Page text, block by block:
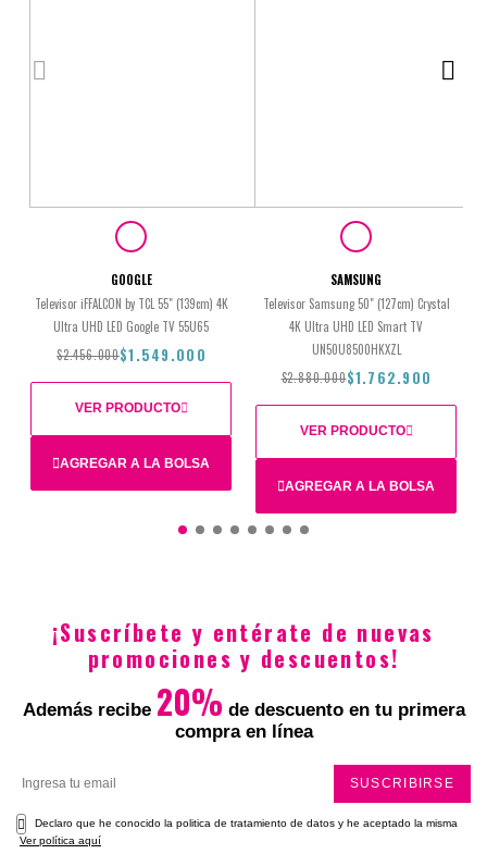
Total
GOOGLE
Televisor iFFALCON by TCL 55" (139cm) 4K
Ultra UHD LED Google TV 55U65
$2.456.000$1.549.000
AGREGAR A LA BOLSA
VER PRODUCTO
SAMSUNG
Televisor Samsung 50" (127cm) Crystal
4K Ultra UHD LED Smart TV
UN50U8500HKXZL
$2.880.000$1.762.900
AGREGAR A LA BOLSA
VER PRODUCTO
¡Suscríbete y entérate de nuevas
promociones y descuentos!
Además recibe 20% de descuento en tu primera
compra en línea
SUSCRIBIRSE
Declaro que he conocido la politica de tratamiento de datos y he aceptado la misma
Ver política aquí